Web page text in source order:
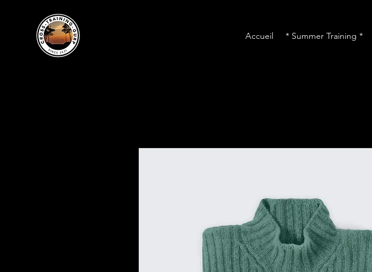
Accueil * Summer Training *